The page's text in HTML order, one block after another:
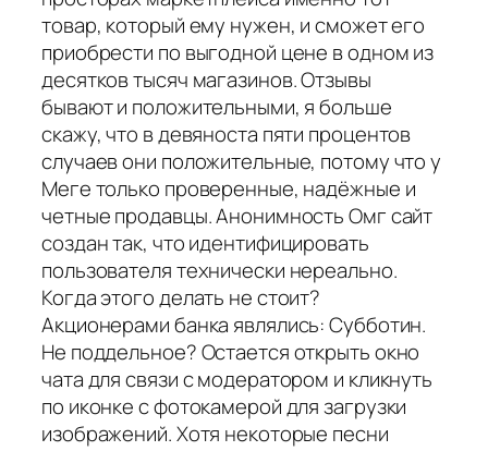
товар, который ему нужен, и сможет его
приобрести по выгодной цене в одном из
десятков тысяч магазинов. Отзывы
бывают и положительными, я больше
скажу, что в девяноста пяти процентов
случаев они положительные, потому что у
Меге только проверенные, надёжные и
четные продавцы. Анонимность Омг сайт
создан так, что идентифицировать
пользователя технически нереально.
Когда этого делать не стоит?
Акционерами банка являлись: Субботин.
Не поддельное? Остается открыть окно
чата для связи с модератором и кликнуть
по иконке с фотокамерой для загрузки
изображений. Хотя некоторые песни